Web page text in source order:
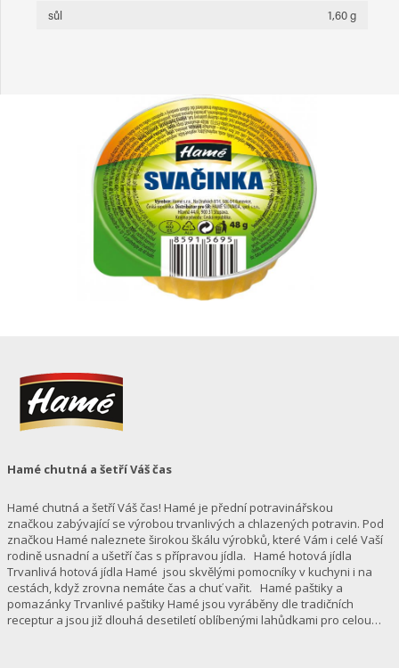
sůl
1,60 g
Hamé chutná a šetří Váš čas
Hamé chutná a šetří Váš čas! Hamé je přední potravinářskou
značkou zabývající se výrobou trvanlivých a chlazených potravin. Pod
značkou Hamé naleznete širokou škálu výrobků, které Vám i celé Vaší
rodině usnadní a ušetří čas s přípravou jídla. Hamé hotová jídla
Trvanlivá hotová jídla Hamé jsou skvělými pomocníky v kuchyni i na
cestách, když zrovna nemáte čas a chuť vařit. Hamé paštiky a
pomazánky Trvanlivé paštiky Hamé jsou vyráběny dle tradičních
receptur a jsou již dlouhá desetiletí oblíbenými lahůdkami pro celou…